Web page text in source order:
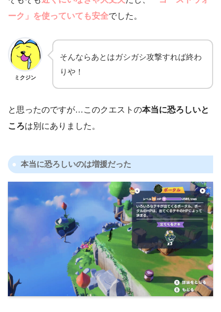
ーク」を使っていても安全でした。
ミクジン
そんならあとはガシガシ攻撃すれば終わ
りや！
と思ったのですが…このクエストの本当に恐ろしいと
ころは別にありました。
本当に恐ろしいのは増援だった